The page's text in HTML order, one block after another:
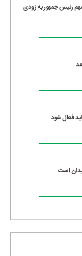
رئیس جمهور به زودی
فعال شود
است